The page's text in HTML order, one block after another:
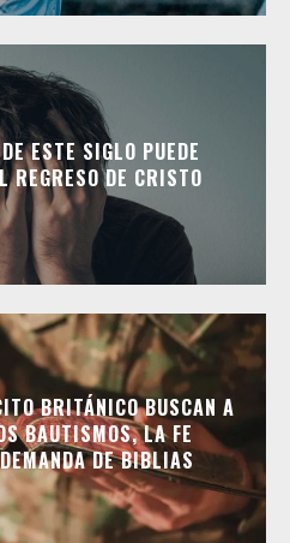
ESTE SIGLO PUEDE
REGRESO DE CRISTO
BRITÁNICO BUSCAN A
BAUTISMOS, LA FE
DE BIBLIAS